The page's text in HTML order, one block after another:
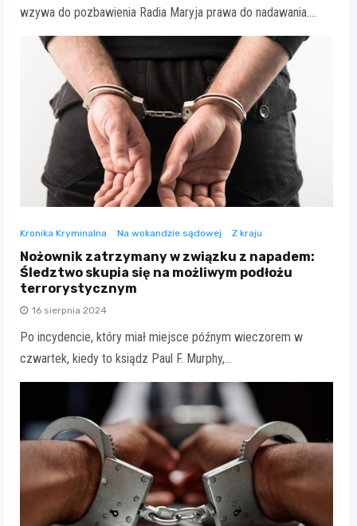
wzywa do pozbawienia Radia Maryja prawa do nadawania.…
Kronika Kryminalna Na wokandzie sądowej Z kraju
Nożownik zatrzymany w związku z napadem:
Śledztwo skupia się na możliwym podłożu
terrorystycznym
16 sierpnia 2024
Po incydencie, który miał miejsce późnym wieczorem w
czwartek, kiedy to ksiądz Paul F. Murphy,…